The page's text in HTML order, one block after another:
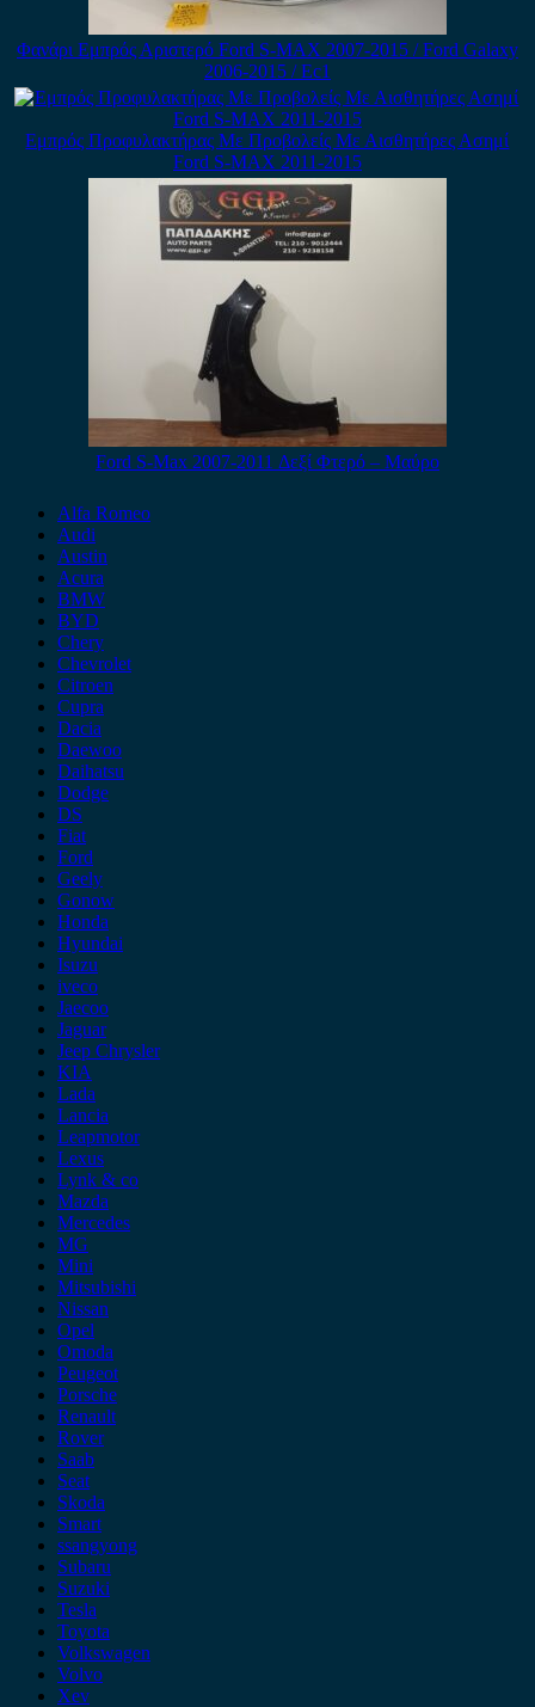
Φανάρι Εμπρός Αριστερό Ford S-MAX 2007-2015 / Ford Galaxy
2006-2015 / Εc1
Εμπρός Προφυλακτήρας Με Προβολείς Με Αισθητήρες Ασημί
Ford S-MAX 2011-2015
Ford S-Max 2007-2011 Δεξί Φτερό – Μαύρο
Alfa Romeo
Audi
Austin
Acura
BMW
BYD
Chery
Chevrolet
Citroen
Cupra
Dacia
Daewoo
Daihatsu
Dodge
DS
Fiat
Ford
Geely
Gonow
Honda
Hyundai
Isuzu
iveco
Jaecoo
Jaguar
Jeep Chrysler
KIA
Lada
Lancia
Leapmotor
Lexus
Lynk & co
Mazda
Mercedes
MG
Mini
Mitsubishi
Nissan
Opel
Omoda
Peugeot
Porsche
Renault
Rover
Saab
Seat
Skoda
Smart
ssangyong
Subaru
Suzuki
Tesla
Toyota
Volkswagen
Volvo
Xev